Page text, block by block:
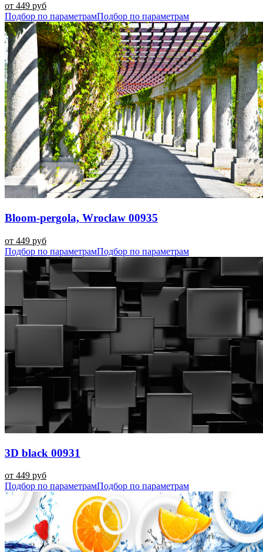
от 449 руб
Подбор по параметрамПодбор по параметрам
Bloom-pergola, Wroclaw 00935
от 449 руб
Подбор по параметрамПодбор по параметрам
3D black 00931
от 449 руб
Подбор по параметрамПодбор по параметрам